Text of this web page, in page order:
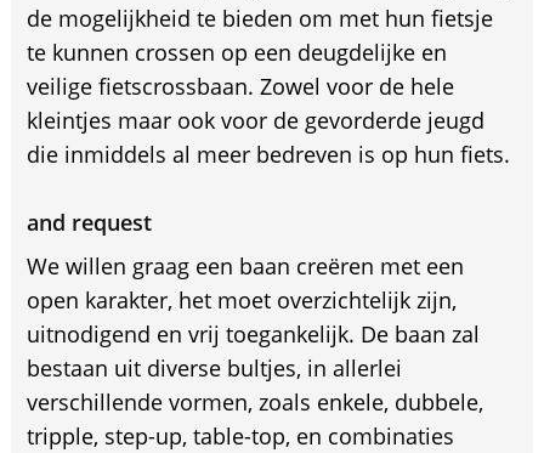
de mogelijkheid te bieden om met hun fietsje
te kunnen crossen op een deugdelijke en
veilige fietscrossbaan. Zowel voor de hele
kleintjes maar ook voor de gevorderde jeugd
die inmiddels al meer bedreven is op hun fiets.
and request
We willen graag een baan creëren met een
open karakter, het moet overzichtelijk zijn,
uitnodigend en vrij toegankelijk. De baan zal
bestaan uit diverse bultjes, in allerlei
verschillende vormen, zoals enkele, dubbele,
tripple, step-up, table-top, en combinaties